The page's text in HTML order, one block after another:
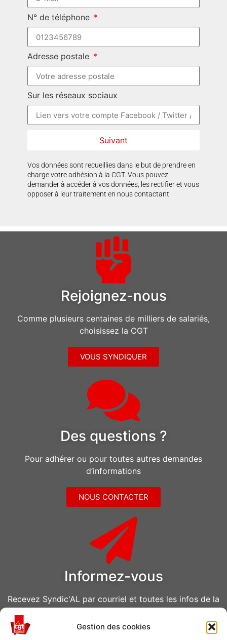
Gestion des cookies
N° de téléphone
Adresse postale
Sur les réseaux sociaux
Suivant
Vos données sont recueillies dans le but de prendre en
charge votre adhésion à la CGT. Vous pouvez
demander à accéder à vos données, les rectifier et vous
opposer à leur traitement en nous contactant
Rejoignez-nous
Comme plusieurs centaines de milliers de salariés,
choisissez la CGT
VOUS SYNDIQUER
Des questions ?
Pour adhérer ou pour toutes autres demandes
d’informations
NOUS CONTACTER
Informez-vous
Recevez Syndic'AL par courriel et toutes les infos de la